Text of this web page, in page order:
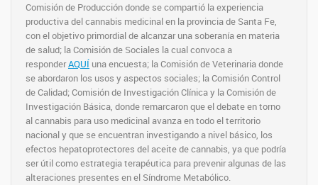
Comisión de Producción donde se compartió la experiencia
productiva del cannabis medicinal en la provincia de Santa Fe,
con el objetivo primordial de alcanzar una soberanía en materia
de salud; la Comisión de Sociales la cual convoca a
responderAQUÍ una encuesta; la Comisión de Veterinaria donde
se abordaron los usos y aspectos sociales; la Comisión Control
de Calidad; Comisión de Investigación Clínica y la Comisión de
Investigación Básica, donde remarcaron que el debate en torno
al cannabis para uso medicinal avanza en todo el territorio
nacional y que se encuentran investigando a nivel básico, los
efectos hepatoprotectores del aceite de cannabis, ya que podría
ser útil como estrategia terapéutica para prevenir algunas de las
alteraciones presentes en el Síndrome Metabólico.